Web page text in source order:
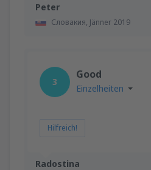
Peter
Словакия, Jänner 2019
Radostina
3
Good
Einzelheiten
Hilfreich!